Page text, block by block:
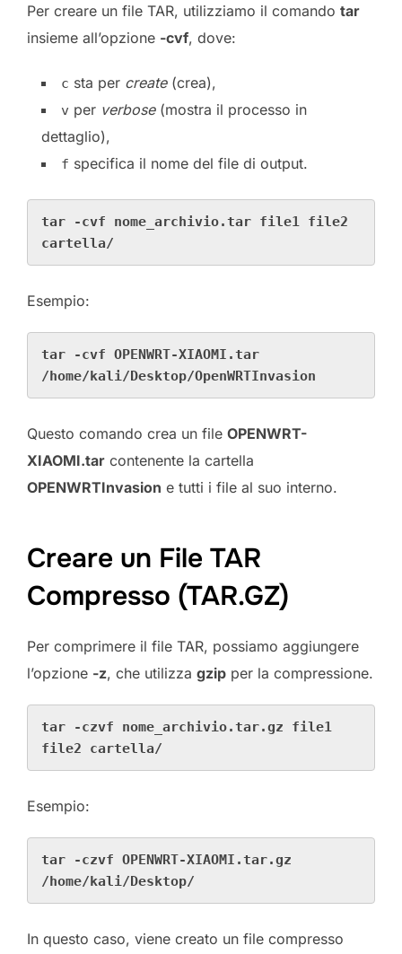
Per creare un file TAR, utilizziamo il comando tar
insieme all’opzione -cvf, dove:
c sta per create(crea),
v per verbose(mostra il processo in
dettaglio),
f specifica il nome del file di output.
tar -cvf nome_archivio.tar file1 file2
cartella/
Esempio:
tar -cvf OPENWRT-XIAOMI.tar
/home/kali/Desktop/OpenWRTInvasion
Questo comando crea un file OPENWRT-
XIAOMI.tar contenente la cartella
OPENWRTInvasion e tutti i file al suo interno.
Creare un File TAR
Compresso (TAR.GZ)
Per comprimere il file TAR, possiamo aggiungere
l’opzione -z, che utilizza gzip per la compressione.
tar -czvf nome_archivio.tar.gz file1
file2 cartella/
Esempio:
tar -czvf OPENWRT-XIAOMI.tar.gz
/home/kali/Desktop/
In questo caso, viene creato un file compresso